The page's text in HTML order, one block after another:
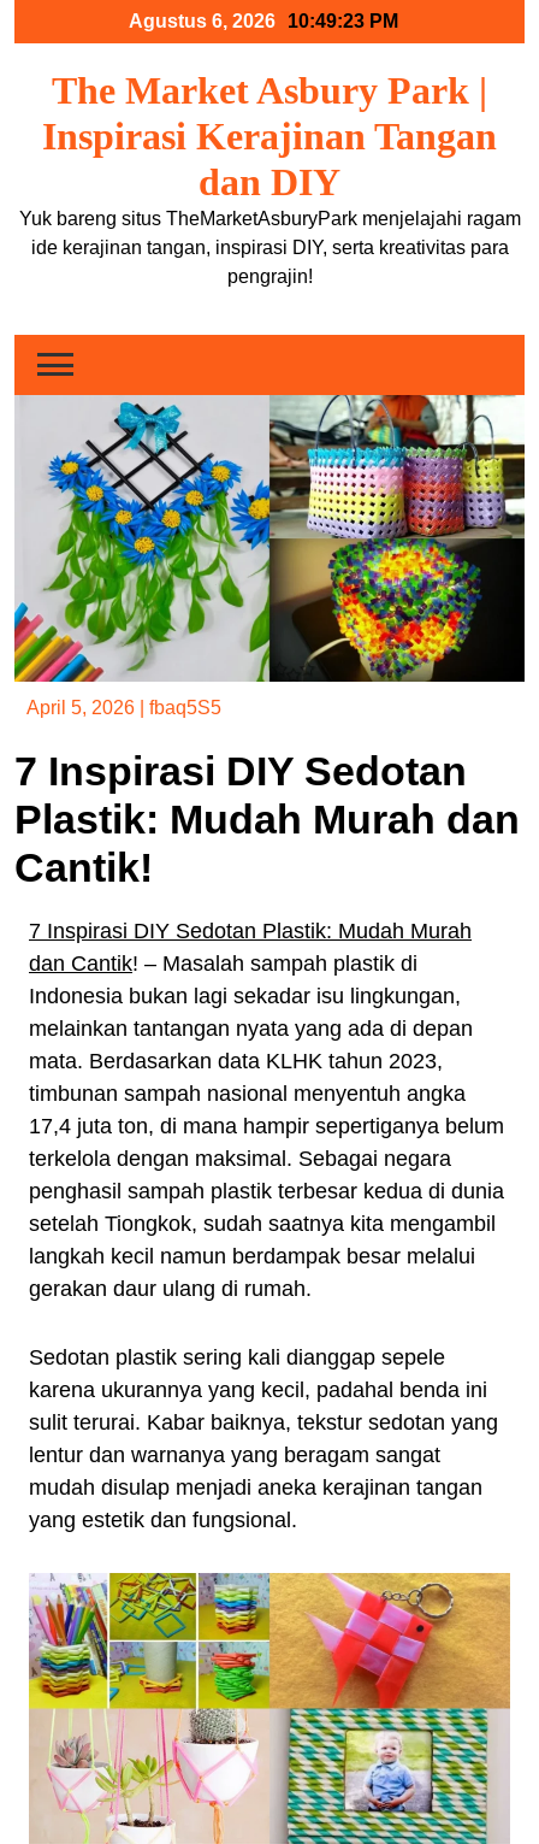
Agustus 6, 2026 10:49:23 PM
The Market Asbury Park |
Inspirasi Kerajinan Tangan
dan DIY
Yuk bareng situs TheMarketAsburyPark menjelajahi ragam
ide kerajinan tangan, inspirasi DIY, serta kreativitas para
pengrajin!
April 5, 2026 fbaq5S5
7 Inspirasi DIY Sedotan
Plastik: Mudah Murah dan
Cantik!
7 Inspirasi DIY Sedotan Plastik: Mudah Murah
dan Cantik! – Masalah sampah plastik di
Indonesia bukan lagi sekadar isu lingkungan,
melainkan tantangan nyata yang ada di depan
mata. Berdasarkan data KLHK tahun 2023,
timbunan sampah nasional menyentuh angka
17,4 juta ton, di mana hampir sepertiganya belum
terkelola dengan maksimal. Sebagai negara
penghasil sampah plastik terbesar kedua di dunia
setelah Tiongkok, sudah saatnya kita mengambil
langkah kecil namun berdampak besar melalui
gerakan daur ulang di rumah.
Sedotan plastik sering kali dianggap sepele
karena ukurannya yang kecil, padahal benda ini
sulit terurai. Kabar baiknya, tekstur sedotan yang
lentur dan warnanya yang beragam sangat
mudah disulap menjadi aneka kerajinan tangan
yang estetik dan fungsional.